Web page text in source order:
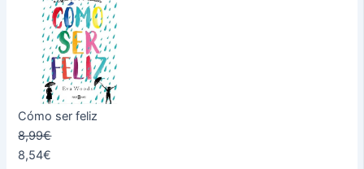
Cómo ser feliz
8,99€
8,54€